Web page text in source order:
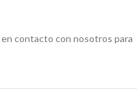
contacto con nosotros para